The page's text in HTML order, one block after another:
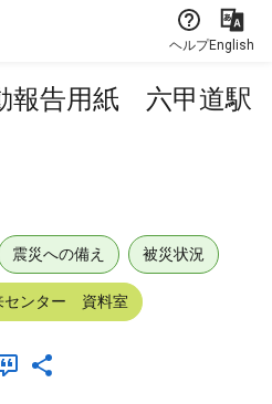
ヘルプEnglish
報告用紙 六甲道駅
震災への備え 被災状況
センター 資料室